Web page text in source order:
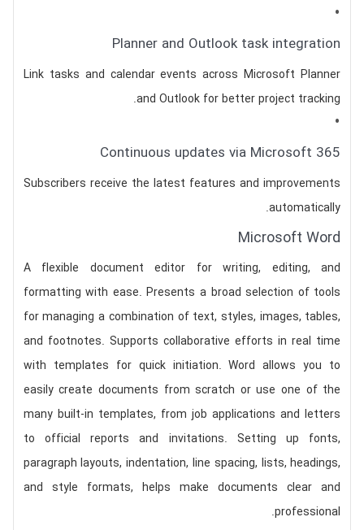
Planner and Outlook task integration
Link tasks and calendar events across Microsoft Planner
and Outlook for better project tracking.
Continuous updates via Microsoft 365
Subscribers receive the latest features and improvements
automatically.
Microsoft Word
A flexible document editor for writing, editing, and
formatting with ease. Presents a broad selection of tools
for managing a combination of text, styles, images, tables,
and footnotes. Supports collaborative efforts in real time
with templates for quick initiation. Word allows you to
easily create documents from scratch or use one of the
many built-in templates, from job applications and letters
to official reports and invitations. Setting up fonts,
paragraph layouts, indentation, line spacing, lists, headings,
and style formats, helps make documents clear and
professional.